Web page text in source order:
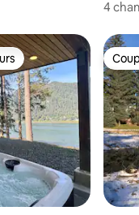
4
les plus appréciés